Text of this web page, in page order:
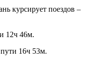
курсирует поездов –
12ч 46м.
16ч 53м.